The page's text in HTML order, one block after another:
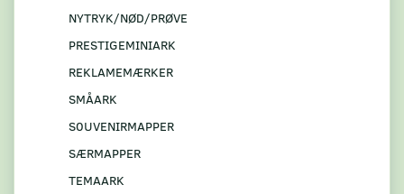
NYTRYK/NØD/PRØVE
PRESTIGEMINIARK
REKLAMEMÆRKER
SMÅARK
S0UVENIRMAPPER
SÆRMAPPER
TEMAARK